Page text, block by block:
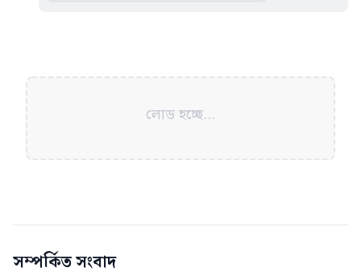
লোড হচ্ছে...
সম্পর্কিত সংবাদ